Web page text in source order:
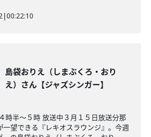
|00:22:10
島袋おりえ（しまぶくろ・おり
え）さん【ジャズシンガー】
時半～５時 放送中３月１５日放送分那
一望できる『レキオスラウンジ』。今週